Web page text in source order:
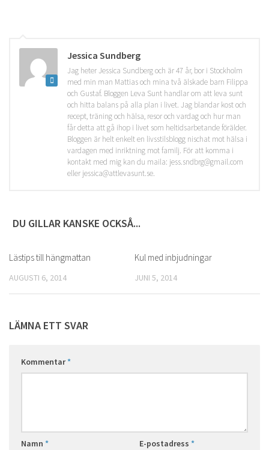
Jessica Sundberg
Jag heter Jessica Sundberg och är 47 år, bor i Stockholm
med min man Mattias och mina två älskade barn Filippa
och Gustaf. Bloggen Leva Sunt handlar om att leva sunt
och hitta balans på alla plan i livet. Jag blandar kost och
recept, träning och hälsa, resor och vardag och hur man
får detta att gå ihop i livet som heltidsarbetande förälder.
Bloggen är helt enkelt en livsstilsblogg nischat mot hälsa i
vardagen med inriktning mot familj. För att komma i
kontakt med mig kan du maila: jess.sndbrg@gmail.com
eller jessica@attlevasunt.se.
DU GILLAR KANSKE OCKSÅ...
Lästips till hängmattan
AUGUSTI 6, 2014
Kul med inbjudningar
JUNI 5, 2014
LÄMNA ETT SVAR
Kommentar*
Namn * E-postadress *